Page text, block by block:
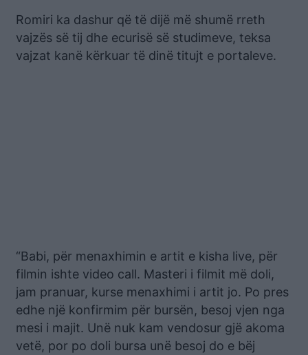
Romiri ka dashur që të dijë më shumë rreth
vajzës së tij dhe ecurisë së studimeve, teksa
vajzat kanë kërkuar të dinë titujt e portaleve.
“Babi, për menaxhimin e artit e kisha live, për
filmin ishte video call. Masteri i filmit më doli,
jam pranuar, kurse menaxhimi i artit jo. Po pres
edhe një konfirmim për bursën, besoj vjen nga
mesi i majit. Unë nuk kam vendosur gjë akoma
vetë, por po doli bursa unë besoj do e bëj